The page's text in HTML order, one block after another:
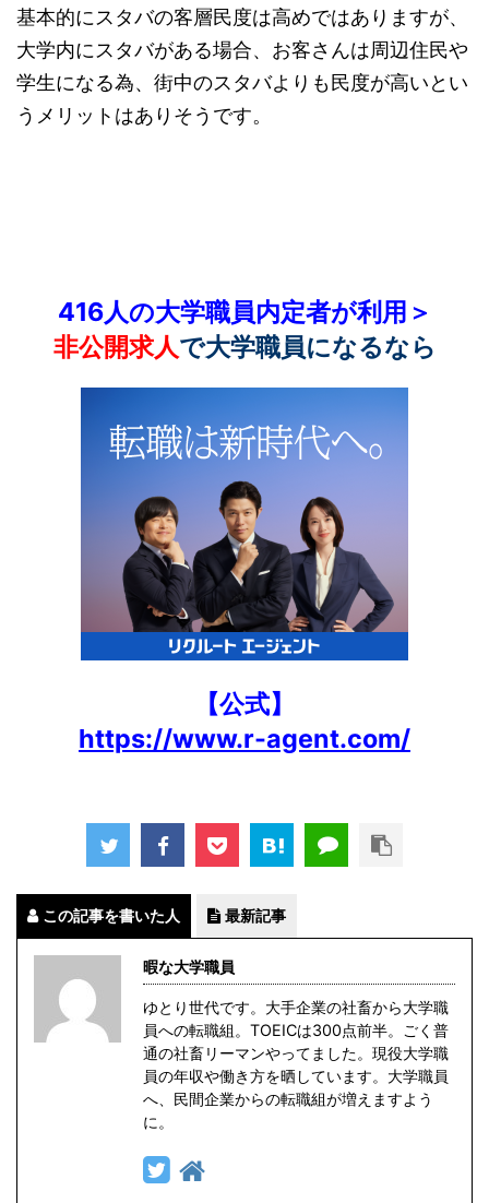
基本的にスタバの客層民度は高めではありますが、
大学内にスタバがある場合、お客さんは周辺住民や
学生になる為、街中のスタバよりも民度が高いとい
うメリットはありそうです。
416人の大学職員内定者が利用＞
非公開求人で大学職員になるなら
【公式】
https://www.r-agent.com/
この記事を書いた人 最新記事
暇な大学職員
ゆとり世代です。大手企業の社畜から大学職
員への転職組。TOEICは300点前半。ごく普
通の社畜リーマンやってました。現役大学職
員の年収や働き方を晒しています。大学職員
へ、民間企業からの転職組が増えますよう
に。